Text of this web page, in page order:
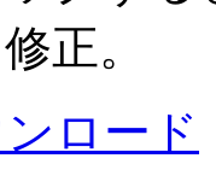
正。
ロード